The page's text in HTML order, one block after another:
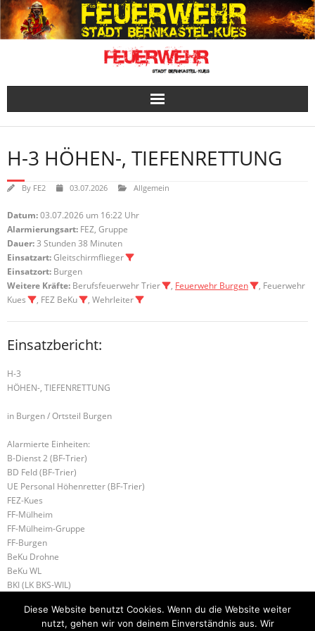
Skip
to
content
H-3 HÖHEN-, TIEFENRETTUNG
By FE2 03.07.2026 Allgemein
Datum:03.07.2026 um 16:22 Uhr
Alarmierungsart: FEZ, Gruppe
Dauer:3 Stunden 38 Minuten
Einsatzart:Gleitschirmflieger
Einsatzort: Burgen
Weitere Kräfte: Berufsfeuerwehr Trier , Feuerwehr Burgen
, Feuerwehr
Kues
, FEZ BeKu , Wehrleiter
Einsatzbericht:
H-3
HÖHEN-, TIEFENRETTUNG
in Burgen / Ortsteil Burgen
Alarmierte Einheiten:
B-Dienst 2 (BF-Trier)
BD Feld (BF-Trier)
UE Personal Höhenretter (BF-Trier)
FEZ-Kues
FF-Mülheim
FF-Mülheim-Gruppe
FF-Burgen
BeKu Drohne
BeKu WL
BKI (LK BKS-WIL)
ILtS-Trier-Lagedienstführer
RP 06/98-1
Diese Website benutzt Cookies. Wenn du die Website weiter
nutzt, gehen wir von deinem Einverständnis aus. Wir